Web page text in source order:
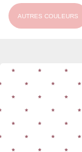
AUTRES COULEURS